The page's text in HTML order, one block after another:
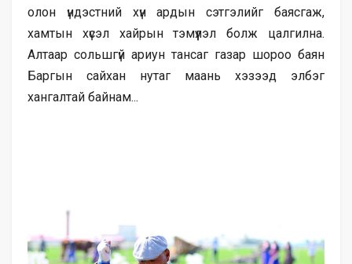
олон үндэстний хүн ардын сэтгэлийг баясгаж,
хамтын хүсэл хайрын тэмүүлэл болж цалгилна.
Алтаар сольшгүй ариун тансаг газар шороо баян
Баргын сайхан нутаг маань хэзээд элбэг
хангалтай байнам...